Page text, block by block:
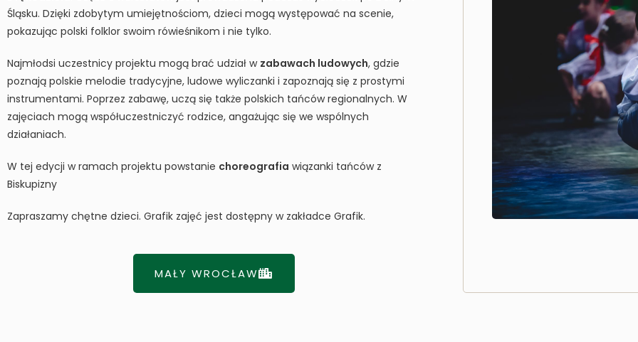
Śląsku. Dzięki zdobytym umiejętnościom, dzieci mogą występować na scenie,
pokazując polski folklor swoim rówieśnikom i nie tylko.
Najmłodsi uczestnicy projektu mogą brać udział w zabawach ludowych, gdzie
poznają polskie melodie tradycyjne, ludowe wyliczanki i zapoznają się z prostymi
instrumentami. Poprzez zabawę, uczą się także polskich tańców regionalnych. W
zajęciach mogą współuczestniczyć rodzice, angażując się we wspólnych
działaniach.
W tej edycji w ramach projektu powstanie choreografia wiązanki tańców z
Biskupizny
Zapraszamy chętne dzieci. Grafik zajęć jest dostępny w zakładce Grafik.
MAŁY WROCŁAW